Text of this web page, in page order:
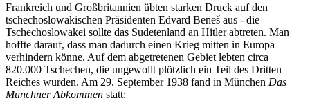
Frankreich und Großbritannien übten starken Druck auf den
tschechoslowakischen Präsidenten Edvard Beneš aus - die
Tschechoslowakei sollte das Sudetenland an Hitler abtreten. Man
hoffte darauf, dass man dadurch einen Krieg mitten in Europa
verhindern könne. Auf dem abgetretenen Gebiet lebten circa
820.000 Tschechen, die ungewollt plötzlich ein Teil des Dritten
Reiches wurden. Am 29. September 1938 fand in München Das
Münchner Abkommen statt: